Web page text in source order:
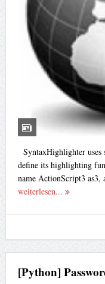
SyntaxHighlighter uses
define its highlighting
name ActionScript3 as3,
weiterlesen...
[Python]